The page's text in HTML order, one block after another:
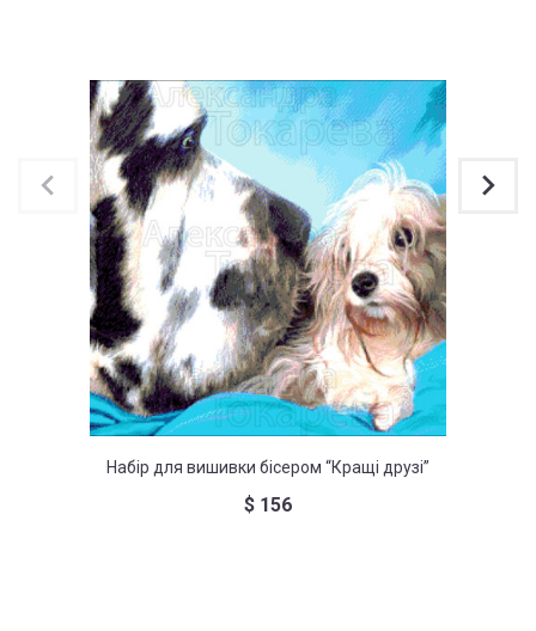
Набір для вишивки бісером “Кращі друзі”
$ 156